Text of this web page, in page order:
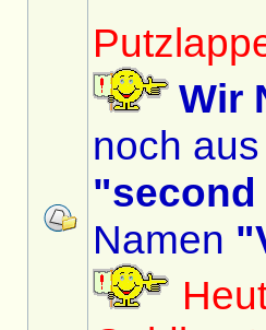
Wir
noch
Namen